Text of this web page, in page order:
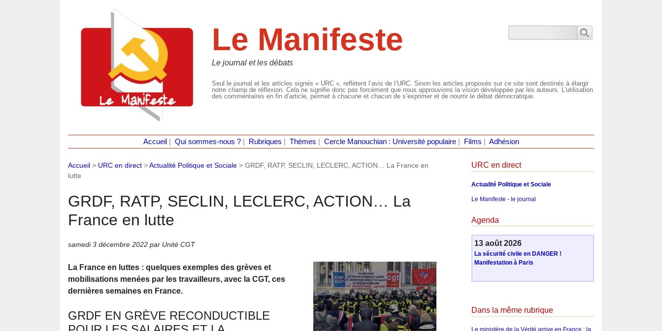
Le Manifeste
Le journal et les débats
Seul le journal et les articles signés « URC », reflètent l’avis de l’URC. Sinon les articles proposés sur ce site sont destinés à élargir
notre champ de réflexion. Cela ne signifie donc pas forcément que nous approuvions la vision développée par les auteurs. L’utilisation
des commentaires en fin d’article, permet à chacune et chacun de s’exprimer et de nourrir le débat démocratique.
Accueil Qui sommes-nous ?| Rubriques Thèmes Cercle Manouchian : Université populaire| Films Adhésion
Accueil > URC en direct >Actualité Politique et Sociale > GRDF, RATP, SECLIN, LECLERC, ACTION… La France en
lutte
GRDF, RATP, SECLIN, LECLERC, ACTION… La
France en lutte
samedi 3 décembre 2022 par Unité CGT
La France en luttes : quelques exemples des grèves et
mobilisations menées par les travailleurs, avec la CGT, ces
dernières semaines en France.
GRDF EN GRÈVE RECONDUCTIBLE
URC en direct
Actualité Politique et Sociale
Le Manifeste - le journal
Agenda
13 août 2026
La sécurité civile en DANGER !
Manifestation à Paris
Dans la même rubrique
Le ministère de la Vérité arrive en France : la